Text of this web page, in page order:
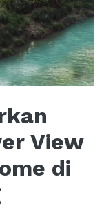
View
di